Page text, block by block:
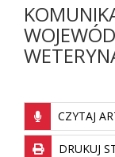
CZYTAJ
DRUKUJ